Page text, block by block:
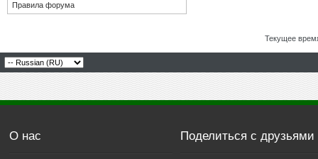
Правила форума
Текущее
О нас Поделиться с друзьями